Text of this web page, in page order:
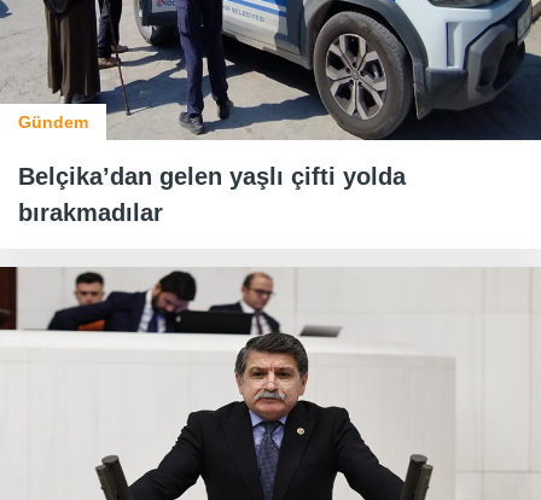
Gündem
Belçika’dan gelen yaşlı çifti yolda
bırakmadılar